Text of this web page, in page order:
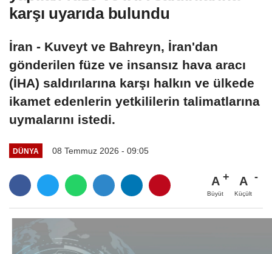
karşı uyarıda bulundu
İran - Kuveyt ve Bahreyn, İran'dan
gönderilen füze ve insansız hava aracı
(İHA) saldırılarına karşı halkın ve ülkede
ikamet edenlerin yetkililerin talimatlarına
uymalarını istedi.
DÜNYA 08 Temmuz 2026 - 09:05
A
Büyüt
A
Küçült